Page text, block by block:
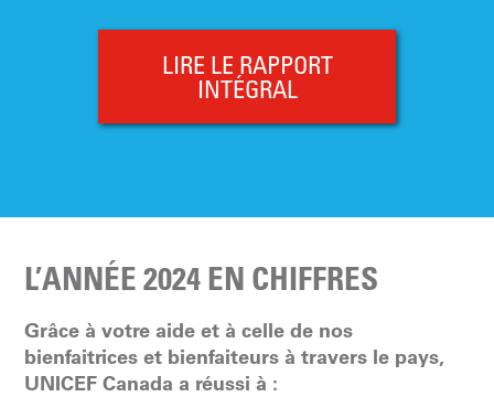
LIRE LE RAPPORT
INTÉGRAL
L’ANNÉE 2024 EN CHIFFRES
Grâce à votre aide et à celle de nos
bienfaitrices et bienfaiteurs à travers le pays,
UNICEF Canada a réussi à :